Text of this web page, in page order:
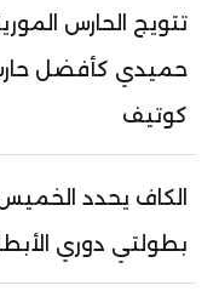
تتويج الحارس
حميدي كأفضل
كوتيف
الكاف يحدد
بطولتي دوري